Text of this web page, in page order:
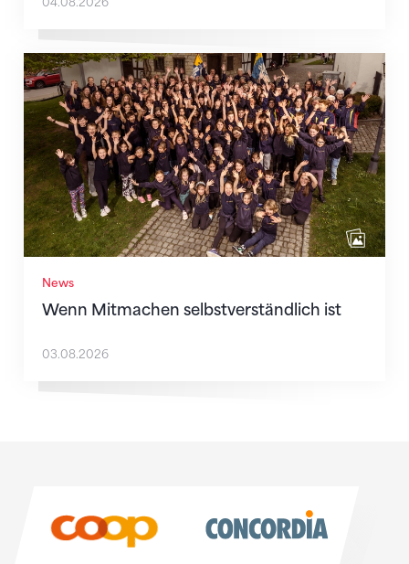
News
Wenn Mitmachen selbstverständlich ist
Wenn Mitmachen selbstverständlich ist
03.08.2026